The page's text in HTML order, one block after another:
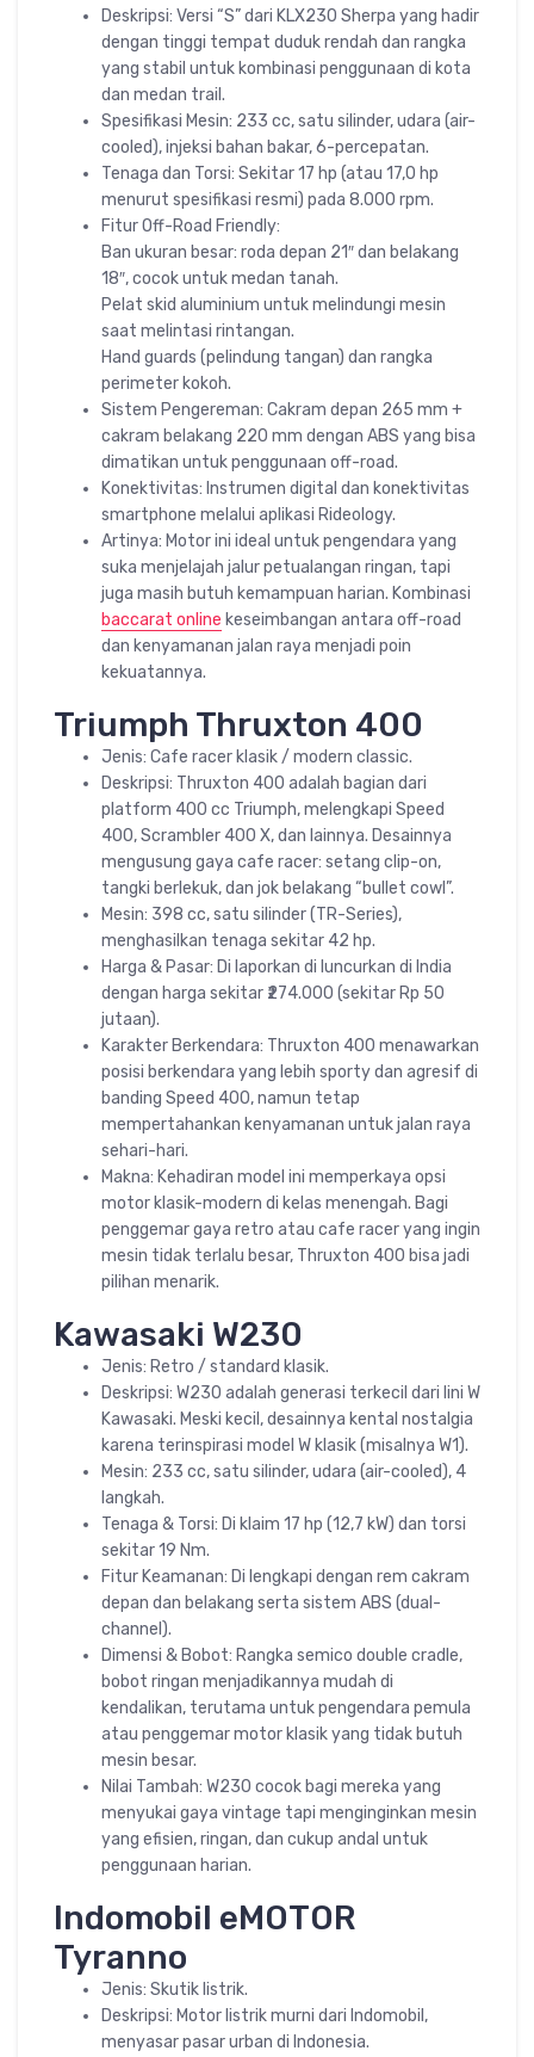
Deskripsi: Versi “S” dari KLX230 Sherpa yang hadir
dengan tinggi tempat duduk rendah dan rangka
yang stabil untuk kombinasi penggunaan di kota
dan medan trail.
Spesifikasi Mesin: 233 cc, satu silinder, udara (air-
cooled), injeksi bahan bakar, 6-percepatan.
Tenaga dan Torsi: Sekitar 17 hp (atau 17,0 hp
menurut spesifikasi resmi) pada 8.000 rpm.
Fitur Off-Road Friendly:
Ban ukuran besar: roda depan 21″ dan belakang
18″, cocok untuk medan tanah.
Pelat skid aluminium untuk melindungi mesin
saat melintasi rintangan.
Hand guards (pelindung tangan) dan rangka
perimeter kokoh.
Sistem Pengereman: Cakram depan 265 mm +
cakram belakang 220 mm dengan ABS yang bisa
dimatikan untuk penggunaan off-road.
Konektivitas: Instrumen digital dan konektivitas
smartphone melalui aplikasi Rideology.
Artinya: Motor ini ideal untuk pengendara yang
suka menjelajah jalur petualangan ringan, tapi
juga masih butuh kemampuan harian. Kombinasi
baccarat online keseimbangan antara off-road
dan kenyamanan jalan raya menjadi poin
kekuatannya.
Triumph Thruxton 400
Jenis: Cafe racer klasik / modern classic.
Deskripsi: Thruxton 400 adalah bagian dari
platform 400 cc Triumph, melengkapi Speed
400, Scrambler 400 X, dan lainnya. Desainnya
mengusung gaya cafe racer: setang clip-on,
tangki berlekuk, dan jok belakang “bullet cowl”.
Mesin: 398 cc, satu silinder (TR-Series),
menghasilkan tenaga sekitar 42 hp.
Harga & Pasar: Di laporkan di luncurkan di India
dengan harga sekitar ₹274.000 (sekitar Rp 50
jutaan).
Karakter Berkendara: Thruxton 400 menawarkan
posisi berkendara yang lebih sporty dan agresif di
banding Speed 400, namun tetap
mempertahankan kenyamanan untuk jalan raya
sehari-hari.
Makna: Kehadiran model ini memperkaya opsi
motor klasik-modern di kelas menengah. Bagi
penggemar gaya retro atau cafe racer yang ingin
mesin tidak terlalu besar, Thruxton 400 bisa jadi
pilihan menarik.
Kawasaki W230
Jenis: Retro / standard klasik.
Deskripsi: W230 adalah generasi terkecil dari lini W
Kawasaki. Meski kecil, desainnya kental nostalgia
karena terinspirasi model W klasik (misalnya W1).
Mesin: 233 cc, satu silinder, udara (air-cooled), 4
langkah.
Tenaga & Torsi: Di klaim 17 hp (12,7 kW) dan torsi
sekitar 19 Nm.
Fitur Keamanan: Di lengkapi dengan rem cakram
depan dan belakang serta sistem ABS (dual-
channel).
Dimensi & Bobot: Rangka semico double cradle,
bobot ringan menjadikannya mudah di
kendalikan, terutama untuk pengendara pemula
atau penggemar motor klasik yang tidak butuh
mesin besar.
Nilai Tambah: W230 cocok bagi mereka yang
menyukai gaya vintage tapi menginginkan mesin
yang efisien, ringan, dan cukup andal untuk
penggunaan harian.
Indomobil eMOTOR
Tyranno
Jenis: Skutik listrik.
Deskripsi: Motor listrik murni dari Indomobil,
menyasar pasar urban di Indonesia.